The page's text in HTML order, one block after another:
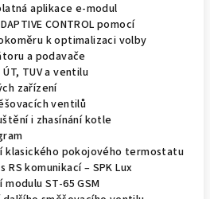
aplikace e-modul
CONTROL pomocí
k optimalizaci volby
a podavače
TUV a ventilu
zařízení
ventilů
i zhasínání kotle
klasického pokojového termostatu
komunikací – SPK Lux
ST-65 GSM